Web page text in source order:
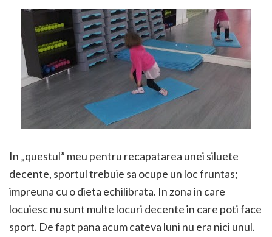
In „questul” meu pentru recapatarea unei siluete
decente, sportul trebuie sa ocupe un loc fruntas;
impreuna cu o dieta echilibrata. In zona in care
locuiesc nu sunt multe locuri decente in care poti face
sport. De fapt pana acum cateva luni nu era nici unul.